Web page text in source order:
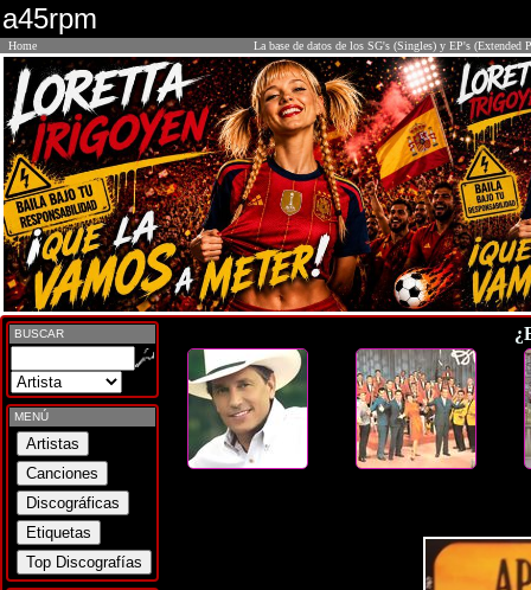
a45rpm
Home La base de datos de los SG's (Singles) y EP's (Extended
BUSCAR
MENÚ